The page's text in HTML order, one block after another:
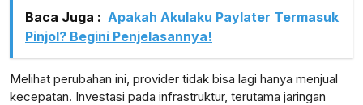
Baca Juga : Apakah Akulaku Paylater Termasuk
Pinjol? Begini Penjelasannya!
Melihat perubahan ini, provider tidak bisa lagi hanya menjual
kecepatan. Investasi pada infrastruktur, terutama jaringan